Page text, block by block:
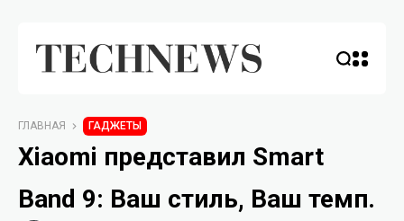
ГЛАВНАЯ ГАДЖЕТЫ
Xiaomi представил Smart
Band 9: Ваш стиль, Ваш темп.